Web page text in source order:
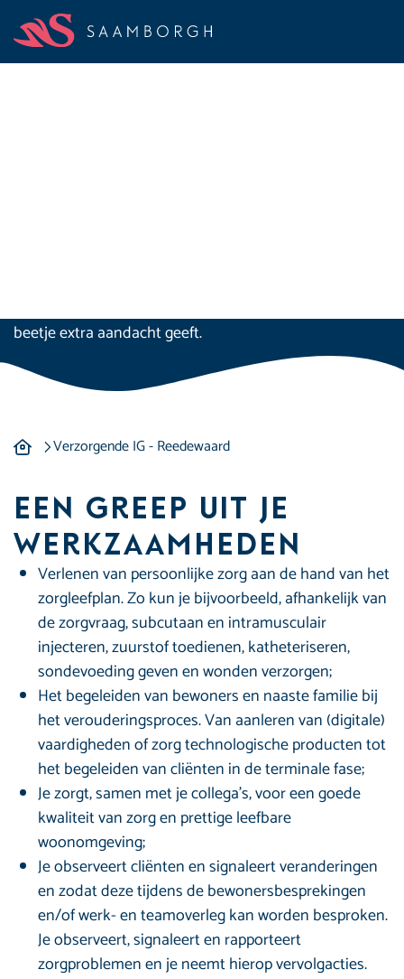
beetje extra aandacht geeft.
Verzorgende IG -
Verzorgende IG - Reedewaard
Een greep uit je
werkzaamheden
Verlenen van persoonlijke zorg aan de hand van het
zorgleefplan. Zo kun je bijvoorbeeld, afhankelijk van
de zorgvraag, subcutaan en intramusculair
injecteren, zuurstof toedienen, katheteriseren,
sondevoeding geven en wonden verzorgen;
Het begeleiden van bewoners en naaste familie bij
het verouderingsproces. Van aanleren van (digitale)
vaardigheden of zorg technologische producten tot
het begeleiden van cliënten in de terminale fase;
Je zorgt, samen met je collega’s, voor een goede
kwaliteit van zorg en prettige leefbare
woonomgeving;
Je observeert cliënten en signaleert veranderingen
en zodat deze tijdens de bewonersbesprekingen
en/of werk- en teamoverleg kan worden besproken.
Je observeert, signaleert en rapporteert
zorgproblemen en je neemt hierop vervolgacties.